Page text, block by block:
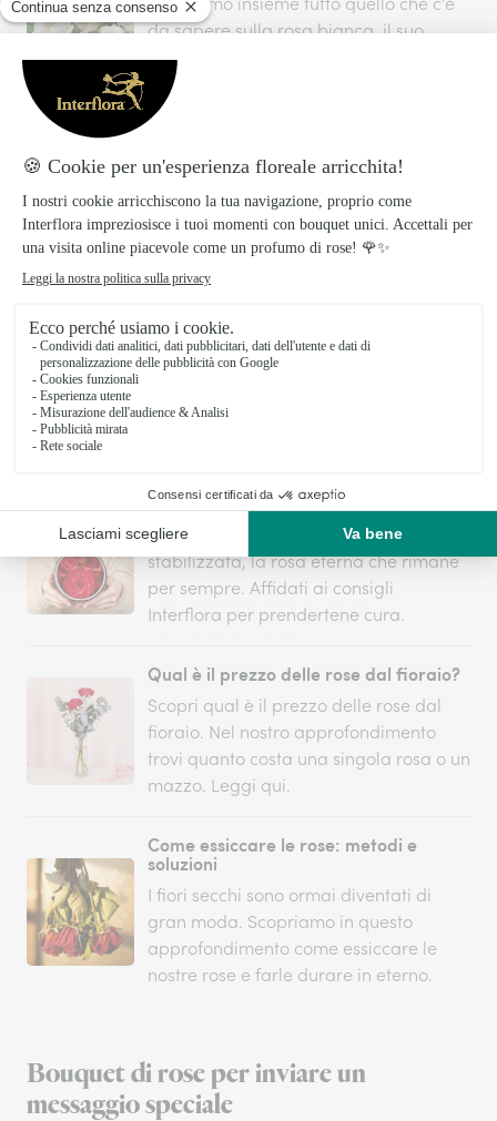
da sapere sulla rosa bianca, il suo
significato e quando regalarla.
Il significato del numero di rose
numero di rose quando decidi di
regalare un mazzo di questi bellissimi
fiori? Troverai qui tutte le risposte sul
nostro blog
Valentino?
Scopri di più sul regalare rose a San
linguaggio dei fiori, quante e quali
I segreti dietro la rosa eterna
Scopri tutti i segreti della rosa
stabilizzata, la rosa eterna che rimane
per sempre. Affidati ai consigli
Interflora per prendertene cura.
Qual è il prezzo delle rose dal fioraio?
Scopri qual è il prezzo delle rose dal
fioraio. Nel nostro approfondimento
trovi quanto costa una singola rosa o un
mazzo. Leggi qui.
Come essiccare le rose: metodi e
soluzioni
I fiori secchi sono ormai diventati di
gran moda. Scopriamo in questo
approfondimento come essiccare le
nostre rose e farle durare in eterno.
Bouquet di rose per inviare un
messaggio speciale